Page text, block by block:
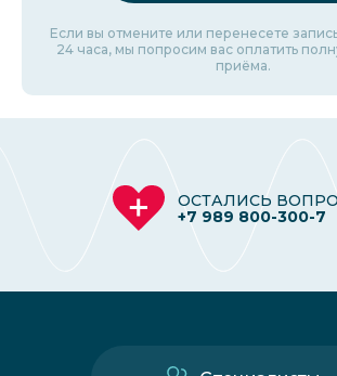
Если вы отмените или перенесете
24 часа, мы попросим вас оплатить
приёма.
ОСТАЛИСЬ
+7 989 800-300-7